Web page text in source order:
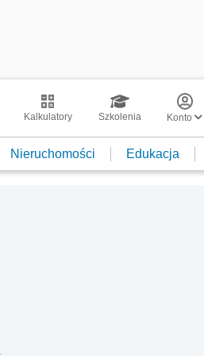
Kalkulatory Szkolenia Konto
Nieruchomości Edukacja